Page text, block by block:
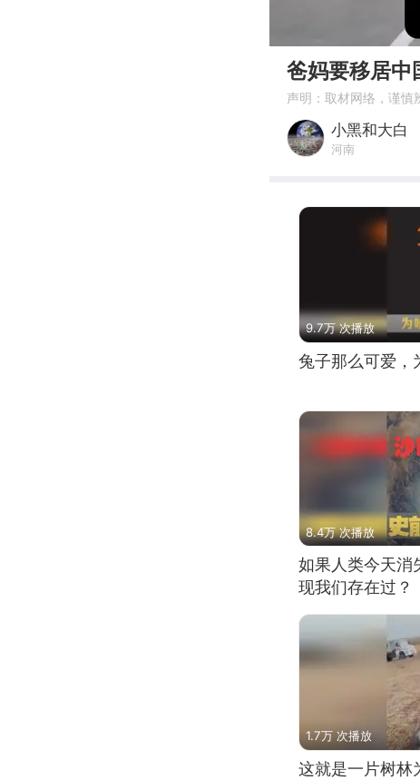
爸妈要移居中
声明：取材网络，谨慎
小黑和大白
河南
9.7万 次播放
兔子那么可爱，
8.4万 次播放
如果人类今天消
现我们存在过？
1.7万 次播放
这就是一片树林